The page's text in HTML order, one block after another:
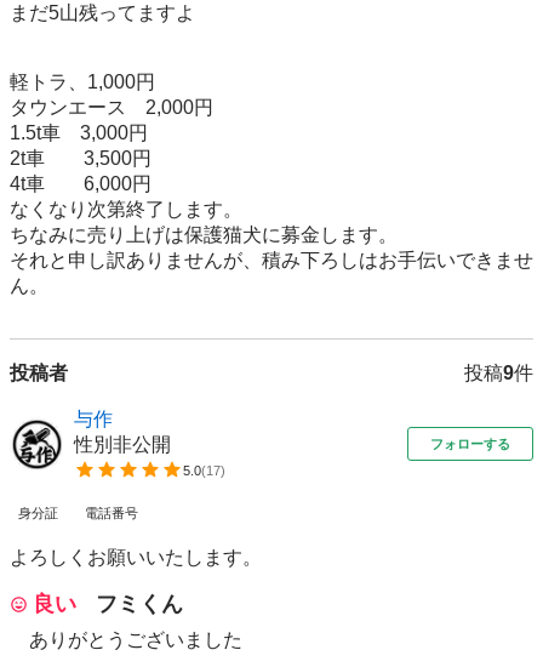
まだ5山残ってますよ
軽トラ、1,000円
タウンエース　2,000円
1.5t車　3,000円
2t車　　3,500円
4t車　　6,000円
なくなり次第終了します。
ちなみに売り上げは保護猫犬に募金します。
それと申し訳ありませんが、積み下ろしはお手伝いできませ
ん。
投稿者 投稿9件
与作
性別非公開
5.0(17)
フォローする
身分証 電話番号
よろしくお願いいたします。
良い フミくん
ありがとうございました